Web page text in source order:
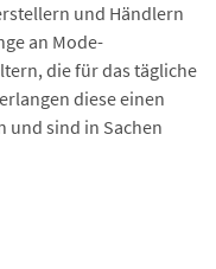
und Händlern
an Mode­
die für das tägliche
diese einen
und sind in Sachen